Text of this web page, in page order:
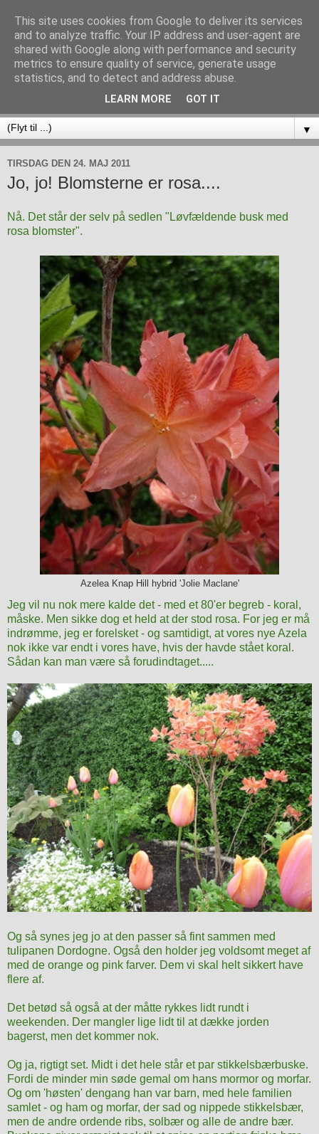
▼
TIRSDAG DEN 24. MAJ 2011
Jo, jo! Blomsterne er rosa....
Nå. Det står der selv på sedlen "Løvfældende busk med
rosa blomster".
Azelea Knap Hill hybrid 'Jolie Maclane'
Jeg vil nu nok mere kalde det - med et 80'er begreb - koral,
måske. Men sikke dog et held at der stod rosa. For jeg er må
indrømme, jeg er forelsket - og samtidigt, at vores nye Azela
nok ikke var endt i vores have, hvis der havde stået koral.
Sådan kan man være så forudindtaget.....
Og så synes jeg jo at den passer så fint sammen med
tulipanen Dordogne. Også den holder jeg voldsomt meget af
med de orange og pink farver. Dem vi skal helt sikkert have
flere af.
Det betød så også at der måtte rykkes lidt rundt i
weekenden. Der mangler lige lidt til at dække jorden
bagerst, men det kommer nok.
Og ja, rigtigt set. Midt i det hele står et par stikkelsbærbuske.
Fordi de minder min søde gemal om hans mormor og morfar.
Og om 'høsten' dengang han var barn, med hele familien
samlet - og ham og morfar, der sad og nippede stikkelsbær,
men de andre ordende ribs, solbær og alle de andre bær.
This site uses cookies from Google to deliver its services
and to analyze traffic. Your IP address and user-agent are
shared with Google along with performance and security
metrics to ensure quality of service, generate usage
statistics, and to detect and address abuse.
LEARN MORE GOT IT